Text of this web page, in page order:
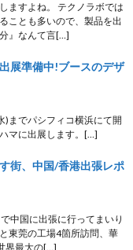
ますよね。 テクノラボでは
ことも多いので、製品を出
』なんて言[…]
展準備中!ブースのデザ
までパシフィコ横浜にて開
マに出展します。[…]
街、中国/香港出張レポ
中国に出張に行ってまいり
東莞の工場4箇所訪問、華
界最大の[…]